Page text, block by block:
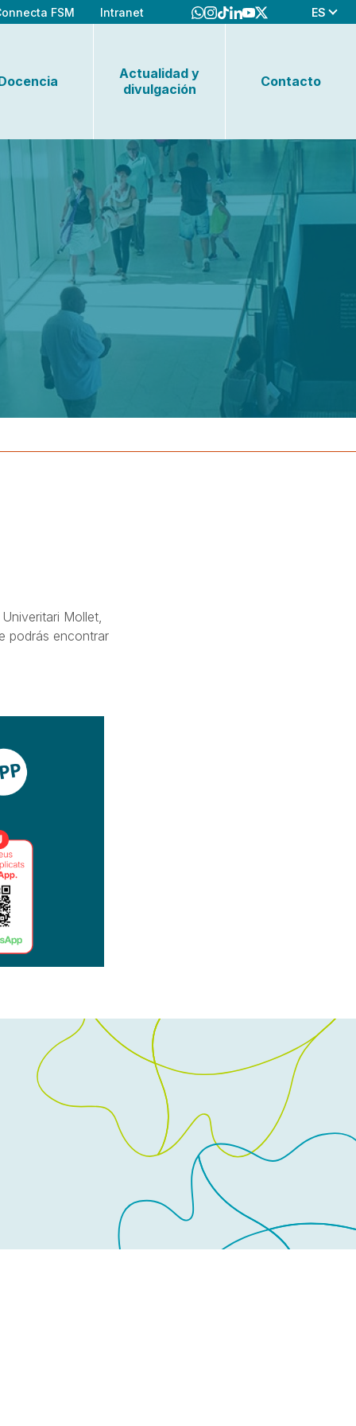
FSM Intranet ES
Actualidad y
divulgación
Contacto
Mollet,
podrás encontrar